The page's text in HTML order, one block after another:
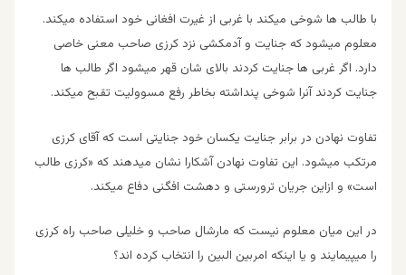
با طالب ها شوخی میکند با غربی از غیرت افغانی خود استفاده میکند.
معلوم میشود که جنایت و آدمکشی نزد کرزی صاحب معنی خاصی
دارد. اگر غربی ها جنایت کردند بالای شان قهر میشود اگر طالب ها
جنایت کردند آنرا شوخی پنداشته بخاطر رفع مسوولیت تقبح میکند.
تفاوت نهادن در برابر جنایت یکسان خود جنایتی است که آقای کرزی
مرتکب میشود. این تفاوت نهادن آشکارا نشان میدهند که «کرزی طالب
است» و ازاین جریان ترورستی و دهشت افگنی دفاع میکند.
در این میان معلوم نیست که مارشال صاحب و خلیلی صاحب راه کرزی
را میپیمایند و یا اینکه امربین البین را انتخاب کرده اند؟